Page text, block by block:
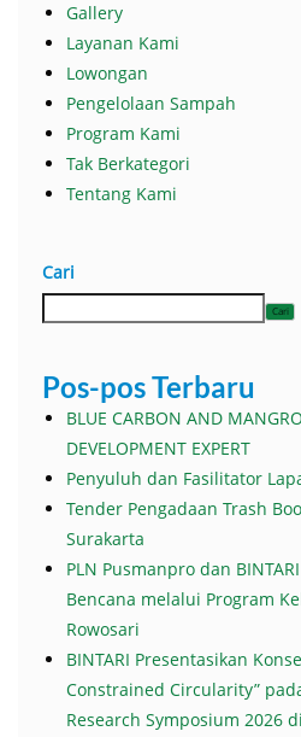
Gallery
Layanan Kami
Lowongan
Pengelolaan Sampah
Program Kami
Tak Berkategori
Tentang Kami
Cari
Cari
Pos-pos Terbaru
BLUE CARBON AND
DEVELOPMENT EXPERT
Penyuluh dan Fasilitator
Tender Pengadaan Trash
Surakarta
PLN Pusmanpro dan
Bencana melalui Program
Rowosari
BINTARI Presentasikan
Constrained Circularity”
Research Symposium 2026